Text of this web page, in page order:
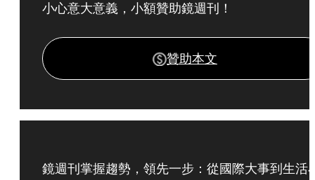
小心意大意義，小額贊助鏡週刊！
贊助本文
鏡週刊掌握趨勢，領先一步：從國際大事到生活